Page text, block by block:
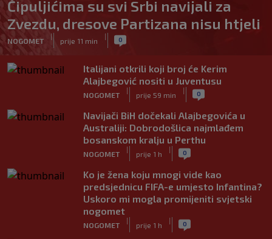
Čipuljićima su svi Srbi navijali za
Zvezdu, dresove Partizana nisu htjeli
NOGOMET
|
prije 11 min
| 0
Italijani otkrili koji broj će Kerim
Alajbegović nositi u Juventusu
NOGOMET
|
prije 59 min
| 0
Navijači BiH dočekali Alajbegovića u
Australiji: Dobrodošlica najmlađem
bosanskom kralju u Perthu
NOGOMET
|
prije 1 h
| 0
Ko je žena koju mnogi vide kao
predsjednicu FIFA-e umjesto Infantina?
Uskoro mi mogla promijeniti svjetski
nogomet
NOGOMET
|
prije 1 h
| 0